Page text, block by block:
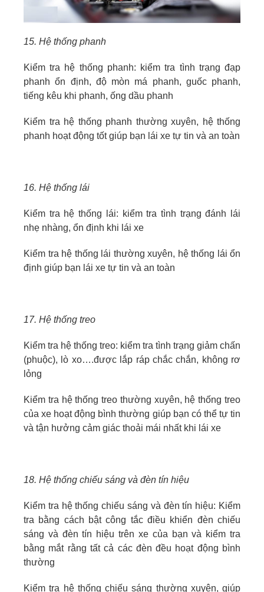
15. Hệ thống phanh
Kiểm tra hệ thống phanh: kiểm tra tình trạng đạp
phanh ổn định, độ mòn má phanh, guốc phanh,
tiếng kêu khi phanh, ống dầu phanh
Kiểm tra hệ thống phanh thường xuyên, hệ thống
phanh hoạt động tốt giúp bạn lái xe tự tin và an toàn
16. Hệ thống lái
Kiểm tra hệ thống lái: kiểm tra tình trạng đánh lái
nhẹ nhàng, ổn định khi lái xe
Kiểm tra hệ thống lái thường xuyên, hệ thống lái ổn
định giúp bạn lái xe tự tin và an toàn
17. Hệ thống treo
Kiểm tra hệ thống treo: kiểm tra tình trạng giảm chấn
(phuộc), lò xo….được lắp ráp chắc chắn, không rơ
lỏng
Kiểm tra hệ thống treo thường xuyên, hệ thống treo
của xe hoạt động bình thường giúp bạn có thể tự tin
và tận hưởng cảm giác thoải mái nhất khi lái xe
18. Hệ thống chiếu sáng và đèn tín hiệu
Kiểm tra hệ thống chiếu sáng và đèn tín hiệu: Kiểm
tra bằng cách bật công tắc điều khiển đèn chiếu
sáng và đèn tín hiệu trên xe của bạn và kiểm tra
bằng mắt rằng tất cả các đèn đều hoạt động bình
thường
Kiểm tra hệ thống chiếu sáng thường xuyên, giúp